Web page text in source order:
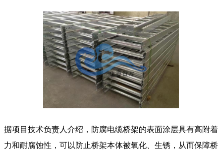
据项目技术负责人介绍，防腐电缆桥架的表面涂层具有高附着
力和耐腐蚀性，可以防止桥架本体被氧化、生锈，从而保障桥